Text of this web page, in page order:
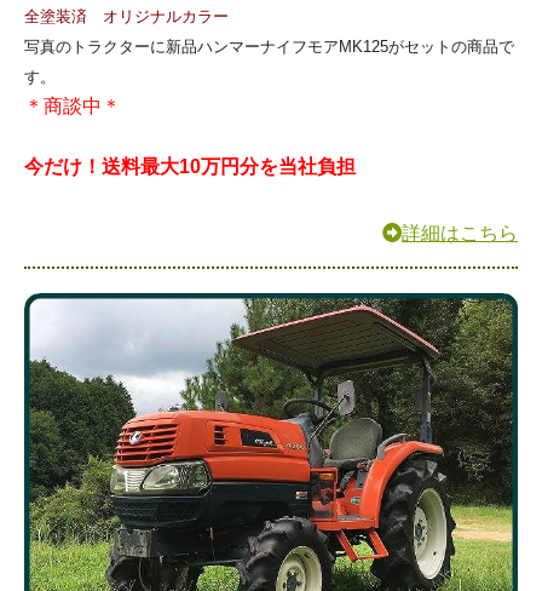
全塗装済 オリジナルカラー
写真のトラクターに新品ハンマーナイフモアMK125がセットの商品で
す。
＊商談中＊
今だけ！送料最大10万円分を当社負担
詳細はこちら